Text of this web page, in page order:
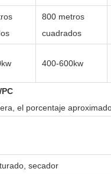
800 metros
cuadrados
400-600kw
el porcentaje
secador